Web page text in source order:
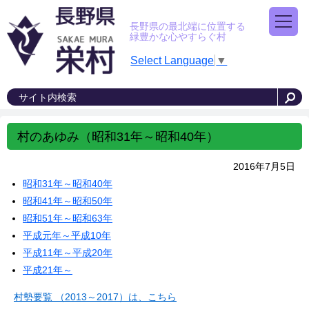
長野県の最北端に位置する
緑豊かな心やすらぐ村
Select Language ▼
村のあゆみ（昭和31年～昭和40年）
2016年7月5日
昭和31年～昭和40年
昭和41年～昭和50年
昭和51年～昭和63年
平成元年～平成10年
平成11年～平成20年
平成21年～
村勢要覧 （2013～2017）は、こちら